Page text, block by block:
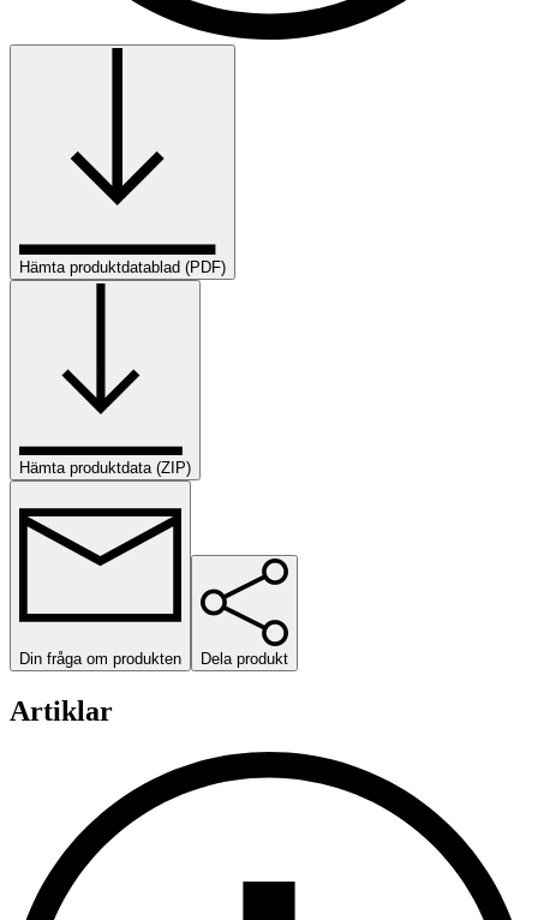
Hämta produktdatablad (PDF)
Hämta produktdata (ZIP)
Din fråga om produkten Dela produkt
Artiklar